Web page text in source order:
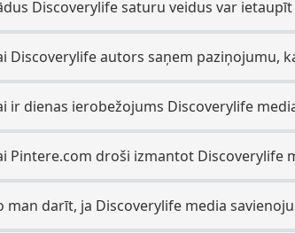
Discoverylife saturu veidus var
Discoverylife autors saņem paziņojumu,
ir dienas ierobežojums Discoverylife
Pintere.com droši izmantot Discoverylife
man darīt, ja Discoverylife media